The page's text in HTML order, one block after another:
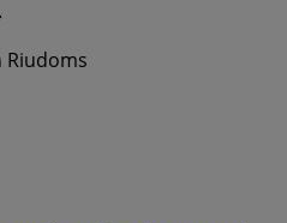
Riudoms